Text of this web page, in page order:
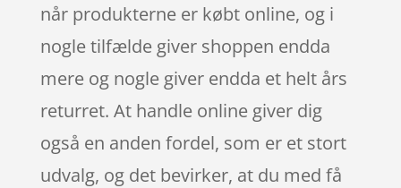
når produkterne er købt online, og i
nogle tilfælde giver shoppen endda
mere og nogle giver endda et helt års
returret. At handle online giver dig
også en anden fordel, som er et stort
udvalg, og det bevirker, at du med få